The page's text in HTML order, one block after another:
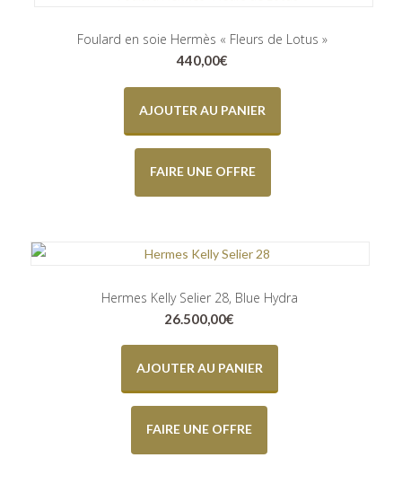
Foulard en soie Hermès « Fleurs de Lotus »
440,00€
AJOUTER AU PANIER
FAIRE UNE OFFRE
Hermes Kelly Selier 28, Blue Hydra
26.500,00€
AJOUTER AU PANIER
FAIRE UNE OFFRE